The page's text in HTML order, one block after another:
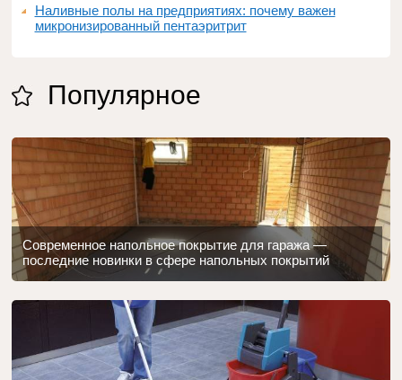
Наливные полы на предприятиях: почему важен
микронизированный пентаэритрит
Популярное
Современное напольное покрытие для гаража —
последние новинки в сфере напольных покрытий